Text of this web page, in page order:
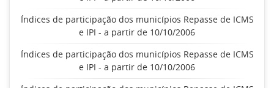
Índices de participação dos municípios Repasse de ICMS
e IPI - a partir de 10/10/2006
Índices de participação dos municípios Repasse de ICMS
e IPI - a partir de 10/10/2006